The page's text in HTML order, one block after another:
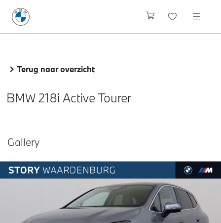
Terug naar overzicht
BMW 218i Active Tourer
Gallery